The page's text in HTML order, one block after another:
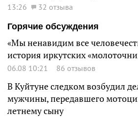
13:26
32 отзыва
Горячие обсуждения
«Мы ненавидим все
история иркутских
06.08 10:21 86 отзывов
В Куйтуне следком возбудил
мужчины, передавшего
летнему сыну